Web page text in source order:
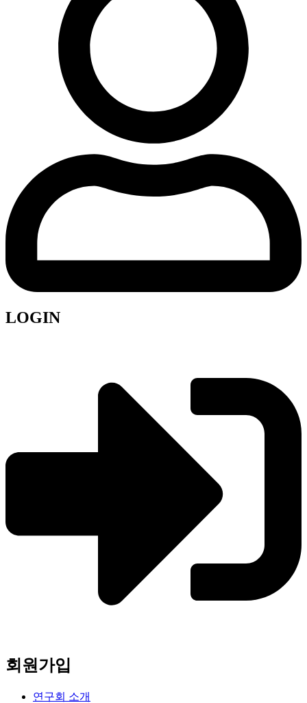
LOGIN
회원가입
연구회 소개